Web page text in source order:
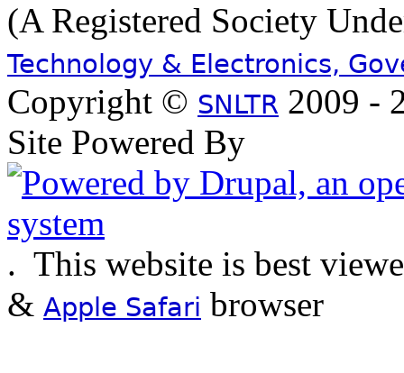
(A Registered Society
Technology & Electronics,
Copyright © SNLTR 2009 -
Site Powered By
. This website is best
& Apple Safari browser